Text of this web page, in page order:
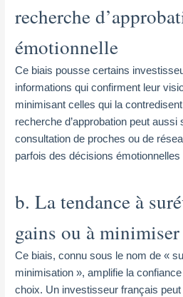
recherche
émotionnelle
Ce biais pousse certains
informations qui confirment leur
minimisant celles qui la
recherche d’approbation peut
consultation de proches ou de
parfois des décisions
b. La tendance à
gains ou à minimiser
Ce biais, connu sous le nom de «
minimisation », amplifie la
choix. Un investisseur français